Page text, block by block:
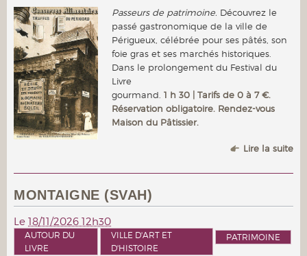
Passeurs de patrimoine. Découvrez le
passé gastronomique de la ville de
Périgueux, célébrée pour ses pâtés, son
foie gras et ses marchés historiques.
Dans le prolongement du Festival du
Livre
gourmand. 1 h 30 | Tarifs de 0 à 7 €.
Réservation obligatoire. Rendez-vous
Maison du Pâtissier.
Lire la suite
MONTAIGNE (SVAH)
Le 18/11/2026 12h30
AUTOUR DU
LIVRE
VILLE D'ART ET
D'HISTOIRE
PATRIMOINE